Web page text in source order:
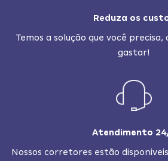
Reduza os
Temos a solução que você
gastar!
Atendimento
Nossos corretores estão